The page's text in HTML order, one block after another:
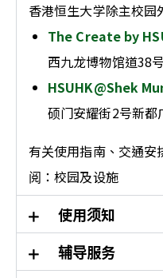
香港恒生大学除主校园
The Create by
西九龙博物馆道38
HSUHK@Shek
硕门安耀街2号新都
有关使用指南、交通
阅：校园及设施
使用须知
辅导服务